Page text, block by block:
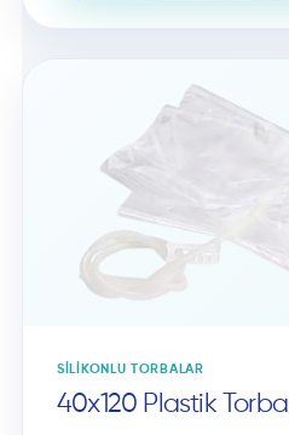
SILIKONLU TORBALAR
40x120 Plastik Torba